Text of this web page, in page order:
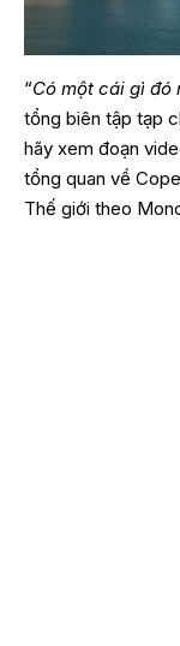
“Có một cái gì đó
tổng biên tập tạp
hãy xem đoạn
tổng quan về
Thế giới theo